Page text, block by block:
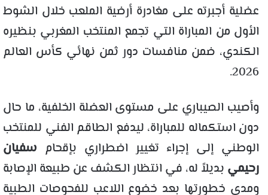
عضلية أجبرته على مغادرة أرضية الملعب خلال الشوط
الأول من المباراة التي تجمع المنتخب المغربي بنظيره
الكندي، ضمن منافسات دور ثمن نهائي كأس العالم
2026.
وأصيب الصيباري على مستوى العضلة الخلفية، ما حال
دون استكماله للمباراة، ليدفع الطاقم الفني للمنتخب
الوطني إلى إجراء تغيير اضطراري بإقحام سفيان
رحيمي بديلاً له، في انتظار الكشف عن طبيعة الإصابة
ومدى خطورتها بعد خضوع اللاعب للفحوصات الطبية